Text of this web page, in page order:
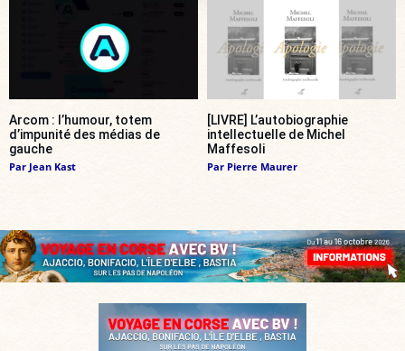
Arcom : l’humour, totem
d’impunité des médias de
gauche
Par Jean Kast
[LIVRE] L’autobiographie
intellectuelle de Michel
Maffesoli
Par Pierre Maurer